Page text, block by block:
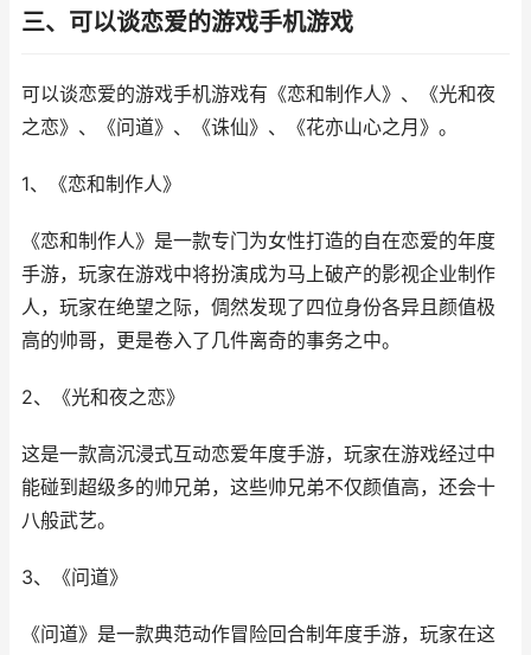
三、可以谈恋爱的游戏手机游戏
可以谈恋爱的游戏手机游戏有《恋和制作人》、《光和夜
之恋》、《问道》、《诛仙》、《花亦山心之月》。
1、《恋和制作人》
《恋和制作人》是一款专门为女性打造的自在恋爱的年度
手游，玩家在游戏中将扮演成为马上破产的影视企业制作
人，玩家在绝望之际，倜然发现了四位身份各异且颜值极
高的帅哥，更是卷入了几件离奇的事务之中。
2、《光和夜之恋》
这是一款高沉浸式互动恋爱年度手游，玩家在游戏经过中
能碰到超级多的帅兄弟，这些帅兄弟不仅颜值高，还会十
八般武艺。
3、《问道》
《问道》是一款典范动作冒险回合制年度手游，玩家在这